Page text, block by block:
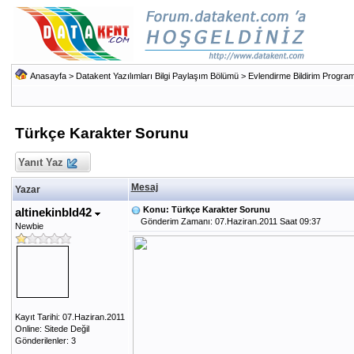
Anasayfa> Datakent Yazılımları Bilgi Paylaşım Bölümü> Evlendirme Bildirim
Türkçe Karakter Sorunu
Yanıt Yaz
Yazar Mesaj
altinekinbld42
Newbie
Kayıt Tarihi: 07.Haziran.2011
Online: Sitede Değil
Gönderilenler: 3
Konu: Türkçe Karakter Sorunu
Gönderim Zamanı: 07.Haziran.2011 Saat 09:37